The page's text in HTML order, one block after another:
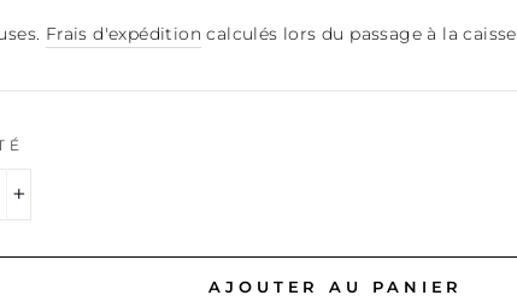
Frais d'expédition calculés lors du passage à la caisse.
AJOUTER AU PANIER